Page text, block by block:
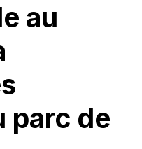
au
parc de